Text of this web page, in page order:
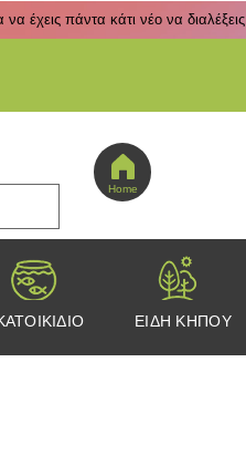
έχεις πάντα κάτι νέο να διαλέξεις
Home
ΕΙΔΗ ΚΗΠΟΥ